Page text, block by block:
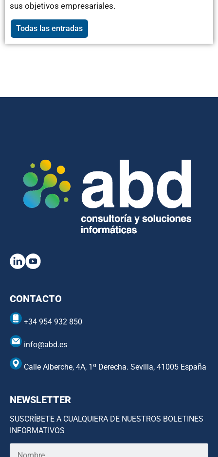
sus objetivos empresariales.
Todas las entradas
CONTACTO
+34 954 932 850
info@abd.es
Calle Alberche, 4A, 1º Derecha. Sevilla, 41005 España
NEWSLETTER
SUSCRÍBETE A CUALQUIERA DE NUESTROS BOLETINES
INFORMATIVOS